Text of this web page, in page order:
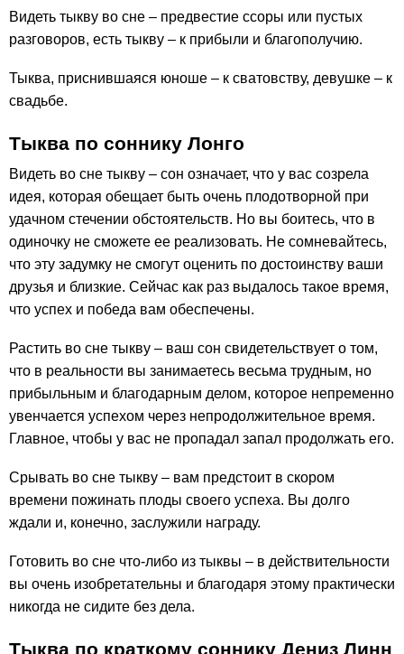
Видеть тыкву во сне – предвестие ссоры или пустых
разговоров, есть тыкву – к прибыли и благополучию.
Тыква, приснившаяся юноше – к сватовству, девушке – к
свадьбе.
Тыква по соннику Лонго
Видеть во сне тыкву – сон означает, что у вас созрела
идея, которая обещает быть очень плодотворной при
удачном стечении обстоятельств. Но вы боитесь, что в
одиночку не сможете ее реализовать. Не сомневайтесь,
что эту задумку не смогут оценить по достоинству ваши
друзья и близкие. Сейчас как раз выдалось такое время,
что успех и победа вам обеспечены.
Растить во сне тыкву – ваш сон свидетельствует о том,
что в реальности вы занимаетесь весьма трудным, но
прибыльным и благодарным делом, которое непременно
увенчается успехом через непродолжительное время.
Главное, чтобы у вас не пропадал запал продолжать его.
Срывать во сне тыкву – вам предстоит в скором
времени пожинать плоды своего успеха. Вы долго
ждали и, конечно, заслужили награду.
Готовить во сне что-либо из тыквы – в действительности
вы очень изобретательны и благодаря этому практически
никогда не сидите без дела.
Тыква по краткому соннику Дениз Линн